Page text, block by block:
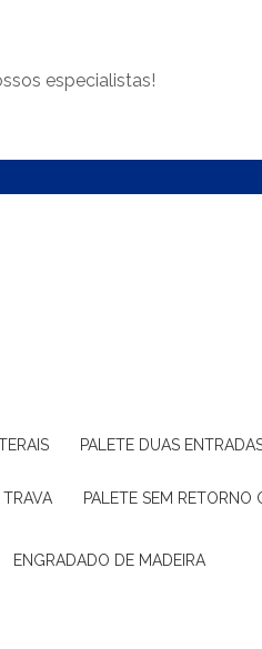
especialistas!
PALETE DUAS
TRAVA PALETE SEM
ENGRADADO DE MADEIRA